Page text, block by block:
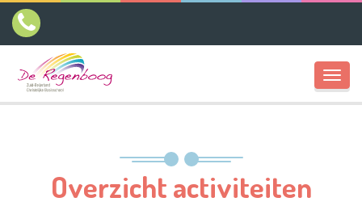
Overzicht activiteiten